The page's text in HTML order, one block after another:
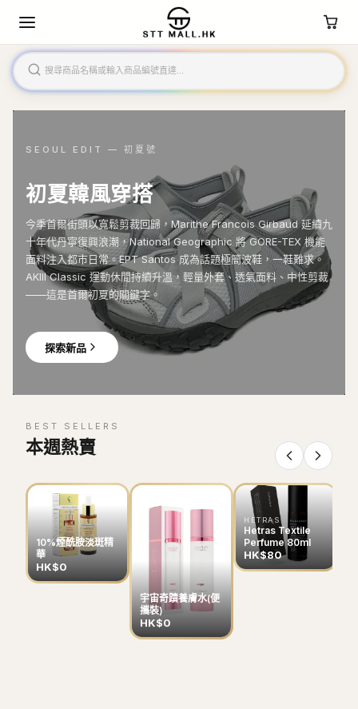
SEOUL EDIT — 初夏號
初夏韓風穿搭
今季首爾街頭以寬鬆剪裁回歸，Marithe Francois Girbaud 延續九
十年代丹寧復興浪潮，National Geographic 將 GORE-TEX 機能
面料注入都市日常。EPT Santos 成為話題極簡波鞋，一鞋難求。
AKIII Classic 運動休閒持續升溫，輕量外套、透氣面料、中性剪裁
——這是首爾初夏的關鍵字。
探索新品
BEST SELLERS
本週熱賣
10%煙酰胺淡斑精
華
HK$0
宇宙奇蹟養膚水(便
攜裝)
HK$0
HETRAS
Hetras Textile
Perfume 80ml
HK$80